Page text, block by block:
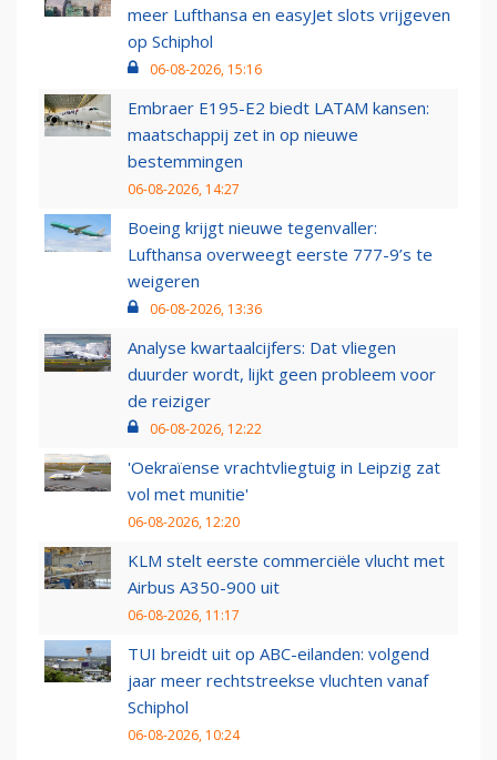
meer Lufthansa en easyJet slots vrijgeven
op Schiphol
06-08-2026, 15:16
Embraer E195-E2 biedt LATAM kansen:
maatschappij zet in op nieuwe
bestemmingen
06-08-2026, 14:27
Boeing krijgt nieuwe tegenvaller:
Lufthansa overweegt eerste 777-9’s te
weigeren
06-08-2026, 13:36
Analyse kwartaalcijfers: Dat vliegen
duurder wordt, lijkt geen probleem voor
de reiziger
06-08-2026, 12:22
'Oekraïense vrachtvliegtuig in Leipzig zat
vol met munitie'
06-08-2026, 12:20
KLM stelt eerste commerciële vlucht met
Airbus A350-900 uit
06-08-2026, 11:17
TUI breidt uit op ABC-eilanden: volgend
jaar meer rechtstreekse vluchten vanaf
Schiphol
06-08-2026, 10:24